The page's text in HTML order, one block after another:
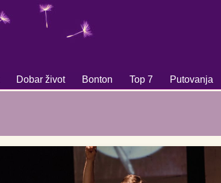
+
Dobar život
+
Bonton Top 7
+
Putovanja